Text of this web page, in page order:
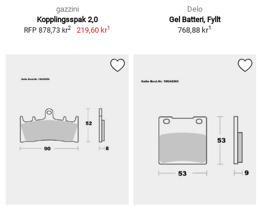
gazzini
Kopplingsspak 2,0
RFP 878,73 kr2 219,60 kr1
Delo
Gel Batteri, Fyllt
768,88 kr1